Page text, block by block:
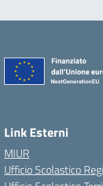
Link Esterni
MIUR
Ufficio Scolastico